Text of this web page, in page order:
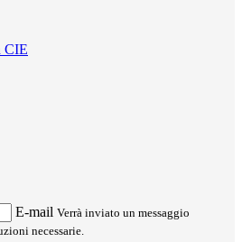
CIE
E-mail Verrà inviato un messaggio
necessarie.